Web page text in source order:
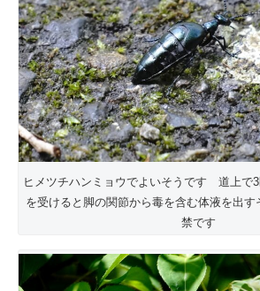
ヒメツチハンミョウでよいそうです 道上
を受けると脚の関節から毒を含む体液を出
禁です